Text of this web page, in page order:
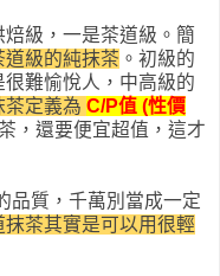
級，一是茶道級。簡
級的純抹茶 。初級的
難愉悅人，中高級的
茶定義為 C/P值 (性價
，還要便宜超值，這才
品質，千萬別當成一定
抹茶其實是可以用很輕